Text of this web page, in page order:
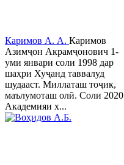
Каримов А. А. Каримов
Азимҷон Акрамҷонович 1-
уми январи соли 1998 дар
шаҳри Хуҷанд таввалуд
шудааст. Миллаташ тоҷик,
маълумоташ олӣ. Соли 2020
Академияи х...